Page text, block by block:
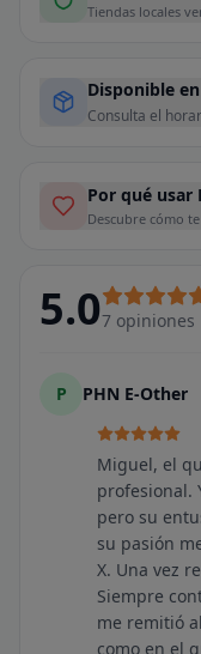
Tiendas locales
Disponible
Consulta el
Por qué usar
Descubre cómo
5.07 opiniones
P PHN E-Other
Miguel, el
profesional.
pero su
su pasión
X. Una vez
Siempre
me remitió
como en el